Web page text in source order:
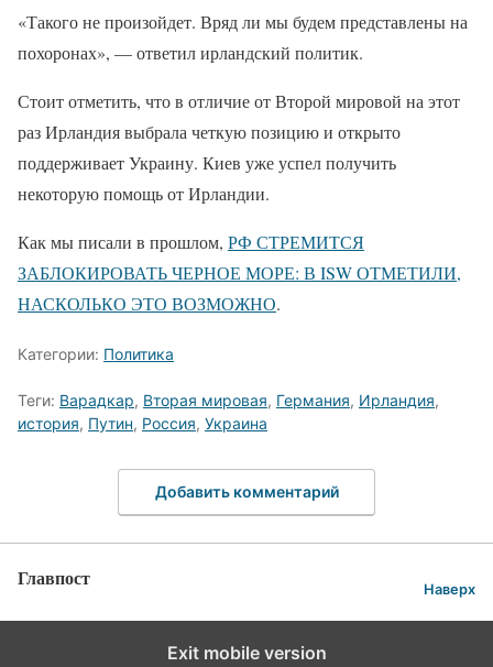
«Такого не произойдет. Вряд ли мы будем представлены на
похоронах», — ответил ирландский политик.
Стоит отметить, что в отличие от Второй мировой на этот
раз Ирландия выбрала четкую позицию и открыто
поддерживает Украину. Киев уже успел получить
некоторую помощь от Ирландии.
Как мы писали в прошлом, РФ СТРЕМИТСЯ
ЗАБЛОКИРОВАТЬ ЧЕРНОЕ МОРЕ: В ISW ОТМЕТИЛИ,
НАСКОЛЬКО ЭТО ВОЗМОЖНО.
Категории: Политика
Теги: Варадкар, Вторая мировая, Германия, Ирландия,
история, Путин, Россия, Украина
Добавить комментарий
Главпост Наверх
Exit mobile version